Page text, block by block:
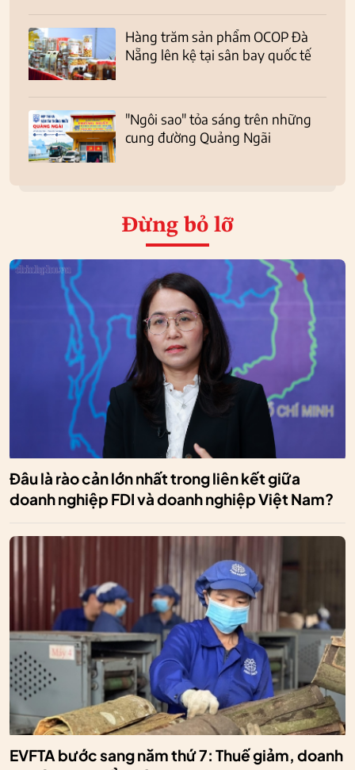
Hàng trăm sản phẩm OCOP Đà
Nẵng lên kệ tại sân bay quốc tế
"Ngôi sao" tỏa sáng trên những
cung đường Quảng Ngãi
Đừng bỏ lỡ
Đâu là rào cản lớn nhất trong liên kết giữa
doanh nghiệp FDI và doanh nghiệp Việt Nam?
EVFTA bước sang năm thứ 7: Thuế giảm, doanh